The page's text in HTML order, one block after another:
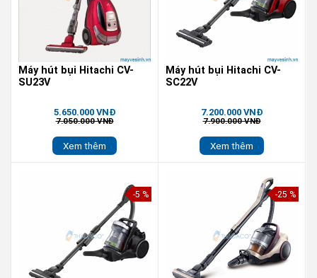
Máy hút bụi Hitachi CV-
SU23V
5.650.000 VNĐ
7.050.000 VNĐ
Xem thêm
Máy hút bụi Hitachi CV-
SC22V
7.200.000 VNĐ
7.900.000 VNĐ
Xem thêm
-5 % -25 %